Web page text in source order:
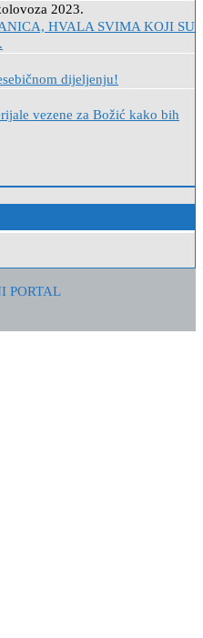
2023.
HVALA SVIMA KOJI SU
dijeljenju!
vezene za Božić kako bih
PORTAL